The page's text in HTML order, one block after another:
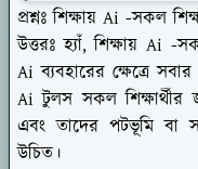
প্রশ্নঃ শিক্ষায় Ai -সকল
উত্তরঃ হ্যাঁ, শিক্ষায় Ai -
Ai ব্যবহারের ক্ষেত্রে
Ai টুলস সকল
এবং তাদের পটভূমি বা
উচিত।